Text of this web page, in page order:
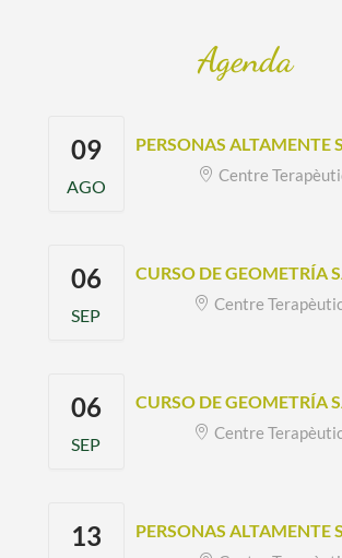
Agenda
09
AGO
PERSONAS ALTAMENTE
Centre
06
SEP
CURSO DE GEOMETRÍA
Centre
06
SEP
CURSO DE GEOMETRÍA
Centre
13 PERSONAS ALTAMENTE